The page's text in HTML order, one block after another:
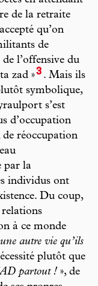
de la retraite
qu’on
de
l’offensive du
zad »3 . Mais ils
symbolique,
s’est
d’occupation
de réoccupation
par la
individus ont
Du coup,
relations
à ce monde
autre vie qu’ils
plutôt que
partout ! », de